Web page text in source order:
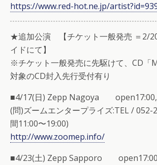
https://www.red-hot.ne.jp/
★追加公演 【チケット一般発売 ＝2/
イドにて】
※チケット一般発売に先駆けて、CD「
対象のCD封入先行受付有り
■4/17(日) Zepp Nagoya open17:00,
(問)ズームエンタープライズ:TEL / 052-
間11:00〜19:00)
http://www.zoomep.info/
■4/23(土) Zepp Sapporo